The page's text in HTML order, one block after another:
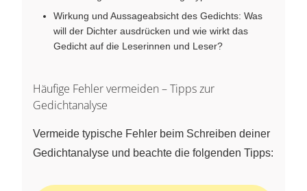
Wirkung und Aussageabsicht des Gedichts: Was
will der Dichter ausdrücken und wie wirkt das
Gedicht auf die Leserinnen und Leser?
Häufige Fehler vermeiden – Tipps zur
Gedichtanalyse
Vermeide typische Fehler beim Schreiben deiner
Gedichtanalyse und beachte die folgenden Tipps: